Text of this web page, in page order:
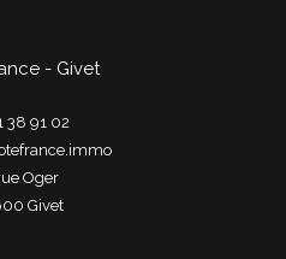
- Givet
38 91 02
Oger
givet